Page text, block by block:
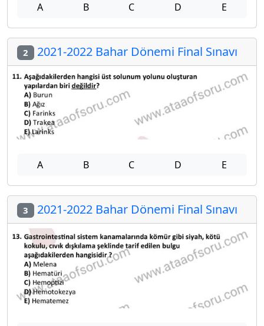
A B C D E
2 2021-2022 Bahar Dönemi Final Sınavı
A B C D E
3 2021-2022 Bahar Dönemi Final Sınavı